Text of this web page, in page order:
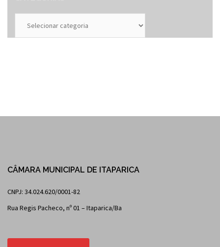
CÂMARA MUNICIPAL DE ITAPARICA
CNPJ: 34.024.620/0001-82
Rua Regis Pacheco, nº 01 – Itaparica/Ba